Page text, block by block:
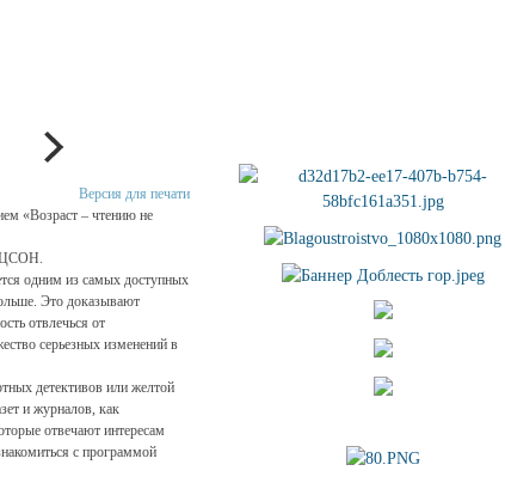
Версия для печати
«Возраст – чтению не
одним из самых доступных
Это доказывают
отвлечься от
серьезных изменений в
детективов или желтой
и журналов, как
отвечают интересам
с программой